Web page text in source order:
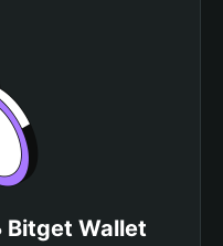
صندوق حماية محفظة Bitget Wallet